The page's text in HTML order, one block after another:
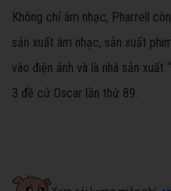
Không chỉ âm nhạc, Pharrell
sản xuất âm nhạc, sản xuất
vào điện ảnh và là nhà sản xuất
3 đề cử Oscar lần thứ 89.